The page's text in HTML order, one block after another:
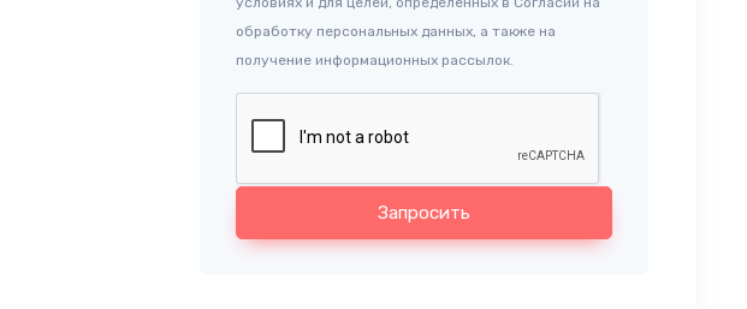
обработку персональных данных, а также на
получение информационных рассылок.
Запросить